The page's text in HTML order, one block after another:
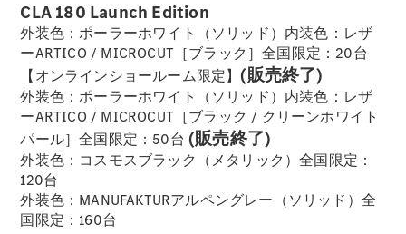
歴史とブラ
ンド
Mercedes-
AMG
Maybach
ALL TIME
CLA 180 Launch Edition
外装色：ポーラーホワイト（ソリッド）内装色：レザ
ーARTICO / MICROCUT［ブラック］全国限定：20台
【オンラインショールーム限定】(販売終了)
外装色：ポーラーホワイト（ソリッド）内装色：レザ
ーARTICO / MICROCUT［ブラック / クリーンホワイト
パール］全国限定：50台(販売終了)
外装色：コスモスブラック（メタリック）全国限定：
120台
外装色：MANUFAKTURアルペングレー（ソリッド）全
国限定：160台